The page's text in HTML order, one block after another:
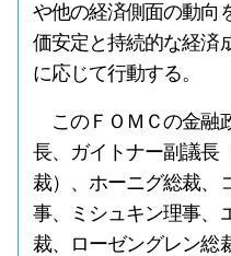
や他の経済側面の動向
価安定と持続的な経済
に応じて行動する。
このＦＯＭＣの金融
長、ガイトナー副議長
裁）、ホーニグ総裁、
事、ミシュキン理事、
裁、ローゼングレン総